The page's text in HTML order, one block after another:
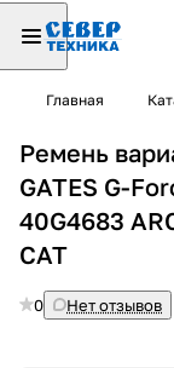
Главная
Ремень
GATES G-
40G4683
CAT
0 Нет отзывов